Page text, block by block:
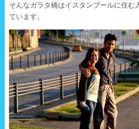
そんなガラタ橋はイスタンブールに住む
ています。